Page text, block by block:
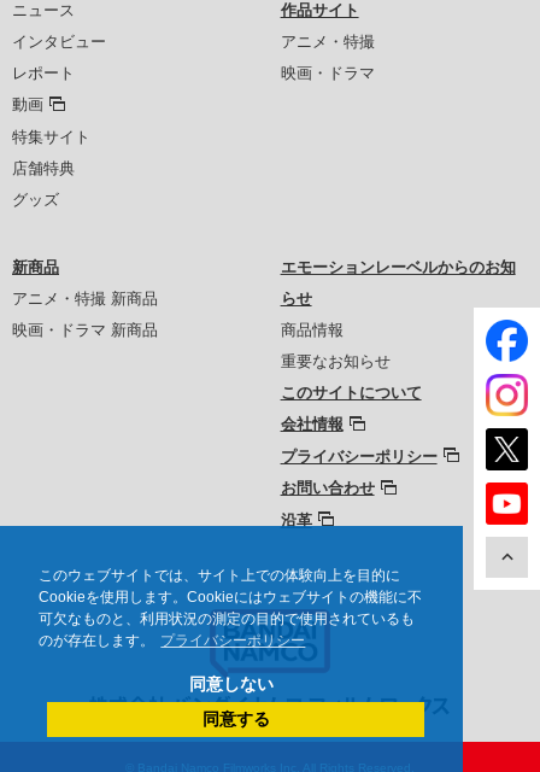
このウェブサイトでは、サイト上での体験向上を目的に
Cookieを使用します。Cookieにはウェブサイトの機能に不
可欠なものと、利用状況の測定の目的で使用されているも
のが存在します。
プライバシーポリシー
同意しない
同意する
ニュース
インタビュー
レポート
動画
特集サイト
店舗特典
グッズ
作品サイト
アニメ・特撮
映画・ドラマ
新商品
アニメ・特撮 新商品
映画・ドラマ 新商品
エモーションレーベルからのお知
らせ
商品情報
重要なお知らせ
このサイトについて
会社情報
プライバシーポリシー
お問い合わせ
沿革
© Bandai Namco Filmworks Inc. All Rights Reserved.